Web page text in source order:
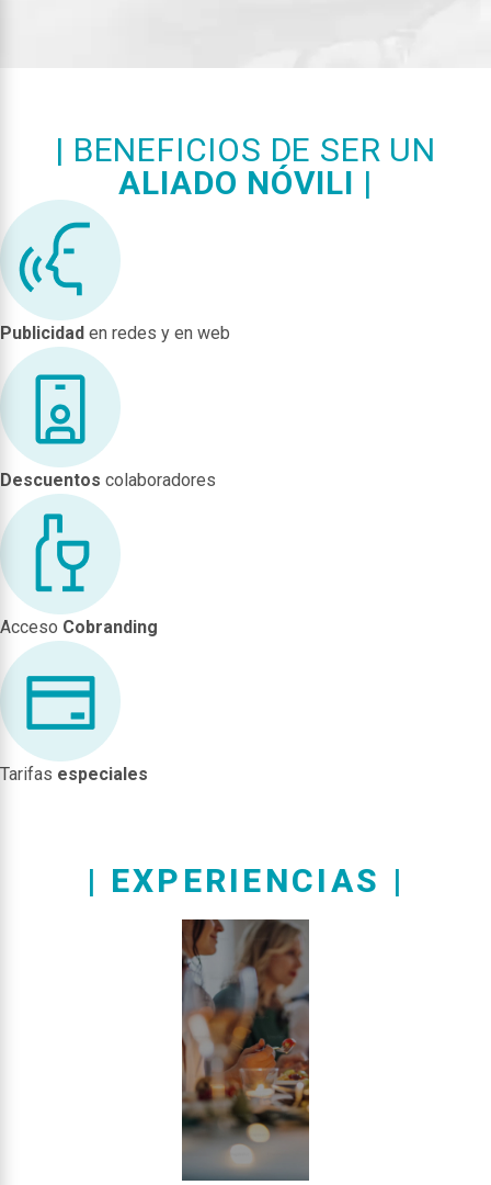
| BENEFICIOS DE SER UN
ALIADO NÓVILI |
Publicidad en redes y en web
Descuentos colaboradores
Acceso Cobranding
Tarifas especiales
| EXPERIENCIAS |